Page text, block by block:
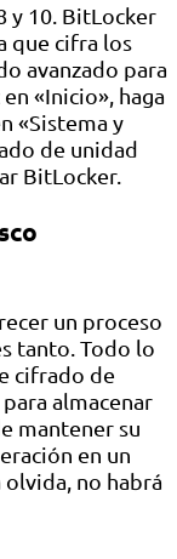
y 10. BitLocker
que cifra los
avanzado para
«Inicio», haga
«Sistema y
de unidad
BitLocker.
un proceso
tanto. Todo lo
cifrado de
almacenar
mantener su
en un
no habrá